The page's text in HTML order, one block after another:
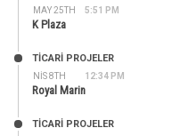
MAY 25TH 5:51 PM
K Plaza
NIS 8TH 12:34 PM
TİCARİ PROJELER
Royal Marin
TİCARİ PROJELER